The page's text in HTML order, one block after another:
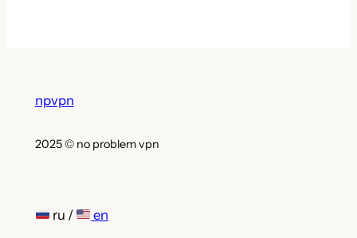
npvpn
2025 © no problem vpn
ru / en